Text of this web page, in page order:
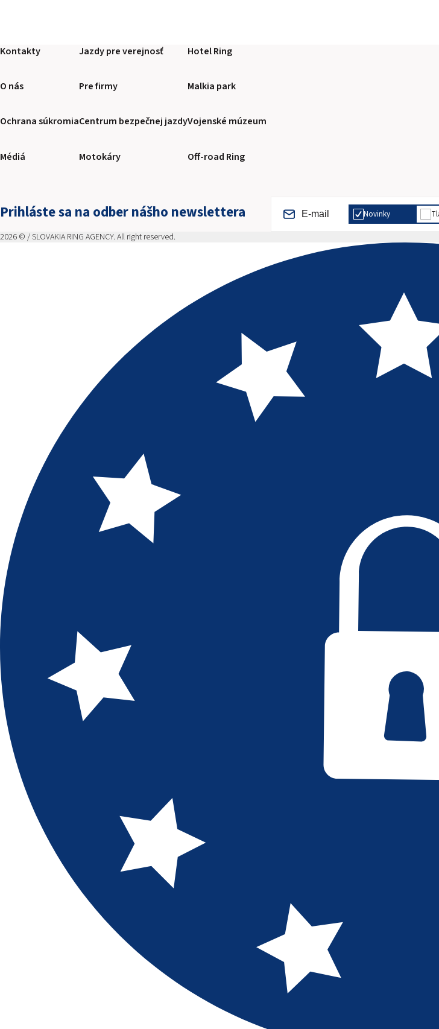
Kontakty
O nás
Ochrana súkromia
Médiá
Jazdy pre verejnosť
Pre firmy
Centrum bezpečnej jazdy
Motokáry
Hotel Ring
Malkia park
Vojenské múzeum
Off-road Ring
Prihláste sa na odber nášho newslettera Novinky
2026 © / SLOVAKIA RING AGENCY. All right reserved.